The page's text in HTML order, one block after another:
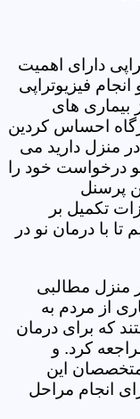
دارای اهمیت
فیزیوتراپی
بیماری های
احساس کردین
منزل دارید می
درخواست خود را
پرسنل
تکمیل بر
تا با درمان نو در
منزل مطالبی
از مردم به
که برای درمان
کرد. و
متخصصان این
انجام مراحل